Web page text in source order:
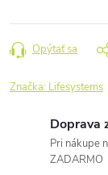
Opýtať sa
Značka: Lifesystems
Doprava
Pri nákupe
ZADARMO